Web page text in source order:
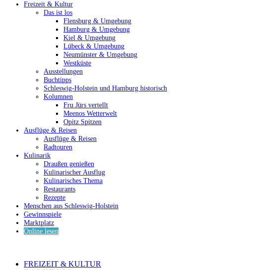
Freizeit & Kultur
Das ist los
Flensburg & Umgebung
Hamburg & Umgebung
Kiel & Umgebung
Lübeck & Umgebung
Neumünster & Umgebung
Westküste
Ausstellungen
Buchtipps
Schleswig-Holstein und Hamburg historisch
Kolumnen
Fru Jürs vertellt
Meenos Wetterwelt
Opitz Spitzen
Ausflüge & Reisen
Ausflüge & Reisen
Radtouren
Kulinarik
Draußen genießen
Kulinarischer Ausflug
Kulinarisches Thema
Restaurants
Rezepte
Menschen aus Schleswig-Holstein
Gewinnspiele
Marktplatz
Online lesen
FREIZEIT & KULTUR